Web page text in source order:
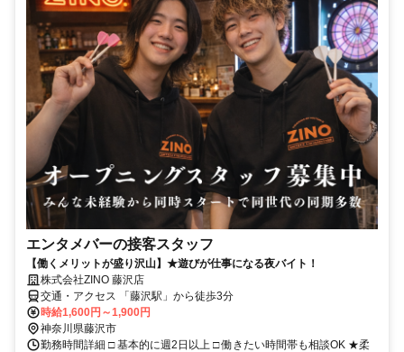
エンタメバーの接客スタッフ
【働くメリットが盛り沢山】★遊びが仕事になる夜バイト！
株式会社ZINO 藤沢店
交通・アクセス 「藤沢駅」から徒歩3分
時給1,600円～1,900円
神奈川県藤沢市
勤務時間詳細 □ 基本的に週2日以上 □ 働きたい時間帯も相談OK ★柔